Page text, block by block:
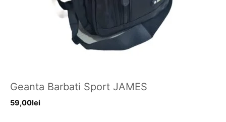
Geanta Barbati Sport JAMES
59,00lei